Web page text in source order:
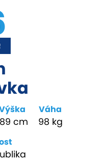
cm
Váha
98 kg